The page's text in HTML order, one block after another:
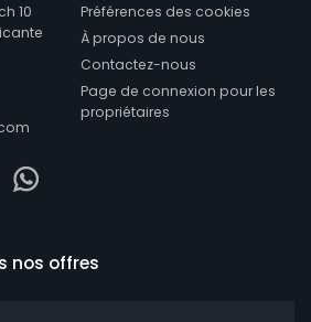
10
Visit our Facebook page
Visit our
Préférences des cookies
À propos de nous
Contactez-nous
Page de connexion pour les
propriétaires
nos offres